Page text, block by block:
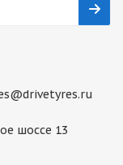
шоссе 13